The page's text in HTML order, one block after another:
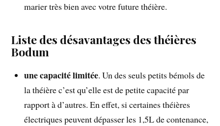
marier très bien avec votre future théière.
Liste des désavantages des théières
Bodum
une capacité limitée. Un des seuls petits bémols de
la théière c’est qu’elle est de petite capacité par
rapport à d’autres. En effet, si certaines théières
électriques peuvent dépasser les 1,5L de contenance,